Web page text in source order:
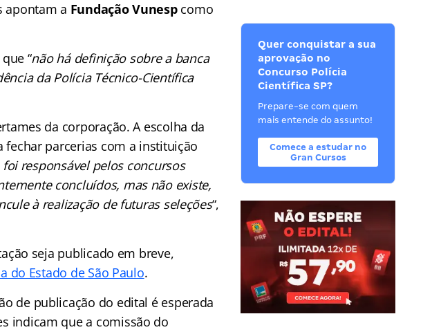
apontam a Fundação Vunespcomo
“não há definição sobre a banca
da Polícia Técnico-Científica
da corporação. A escolha da
parcerias com a instituição
responsável pelos concursos
concluídos, mas não existe,
à realização de futuras seleções“,
seja publicado em breve,
do Estado de São Paulo.
de publicação do edital é esperada
indicam que a comissão do
Quer conquistar a sua
aprovação no
Concurso Polícia
Científica SP?
Prepare-se com quem
mais entende do assunto!
Comece a estudar no
Gran Cursos